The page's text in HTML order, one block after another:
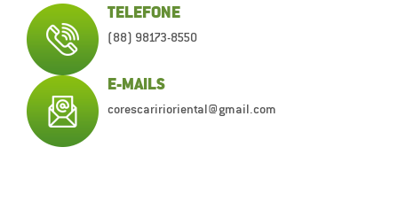
TELEFONE
(88) 98173-8550
E-MAILS
corescaririoriental@gmail.com